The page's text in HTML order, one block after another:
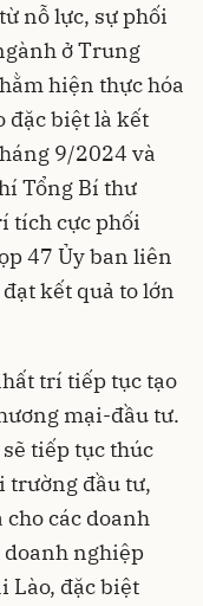
nỗ lực, sự phối
ở Trung
hiện thực hóa
đặc biệt là kết
9/2024 và
Tổng Bí thư
tích cực phối
47 Ủy ban liên
kết quả to lớn
trí tiếp tục tạo
mại-đầu tư.
tiếp tục thúc
trường đầu tư,
các doanh
doanh nghiệp
Lào, đặc biệt